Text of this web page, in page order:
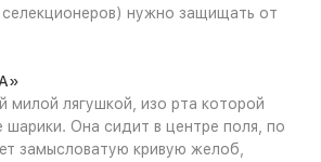
нужно защищать от
милой лягушкой, изо рта которой
шарики. Она сидит в центре поля, по
замысловатую кривую желоб,